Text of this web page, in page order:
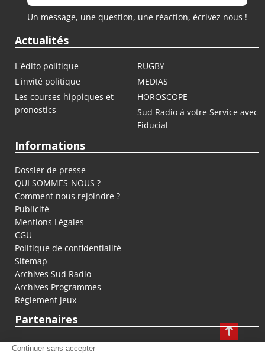
Un message, une question, une réaction, écrivez nous !
Actualités
L'édito politique
RUGBY
L'invité politique
MEDIAS
Les courses hippiques et
pronostics
HOROSCOPE
Sud Radio à votre Service avec
Fiducial
Informations
Dossier de presse
QUI SOMMES-NOUS ?
Comment nous rejoindre ?
Publicité
Mentions Légales
CGU
Politique de confidentialité
Sitemap
Archives Sud Radio
Archives Programmes
Règlement jeux
Partenaires
fiducial.fr